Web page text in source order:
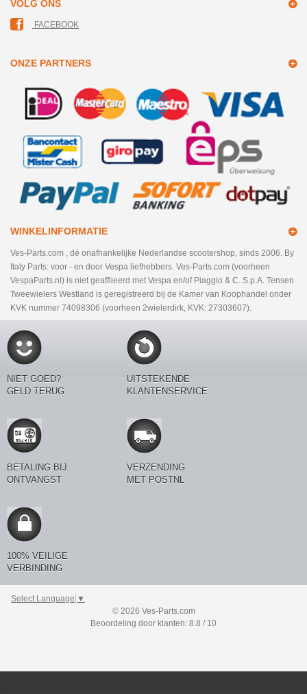
VOLG ONS
FACEBOOK
ONZE PARTNERS
WINKELINFORMATIE
Ves-Parts.com , dé onafhankelijke Nederlandse scootershop, sinds 2006. By
Italy Parts: voor - en door Vespa liefhebbers. Ves-Parts.com (voorheen
VespaParts.nl) is niet geafflieerd met Vespa en/of Piaggio & C. S.p.A. Tensen
Tweewielers Westland is geregistreerd bij de Kamer van Koophandel onder
KVK nummer 74098306 (voorheen 2wielerdirk, KVK: 27303607).
NIET GOED?
GELD TERUG
UITSTEKENDE
KLANTENSERVICE
BETALING BIJ
ONTVANGST
VERZENDING
MET POSTNL
100% VEILIGE
VERBINDING
Select Language ▼
© 2026 Ves-Parts.com
Beoordeling door klanten: 8.8 / 10